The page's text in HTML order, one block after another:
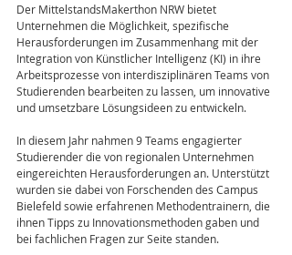
Der MittelstandsMakerthon NRW bietet
Unternehmen die Möglichkeit, spezifische
Herausforderungen im Zusammenhang mit der
Integration von Künstlicher Intelligenz (KI) in ihre
Arbeitsprozesse von interdisziplinären Teams von
Studierenden bearbeiten zu lassen, um innovative
und umsetzbare Lösungsideen zu entwickeln.
In diesem Jahr nahmen 9 Teams engagierter
Studierender die von regionalen Unternehmen
eingereichten Herausforderungen an. Unterstützt
wurden sie dabei von Forschenden des Campus
Bielefeld sowie erfahrenen Methodentrainern, die
ihnen Tipps zu Innovationsmethoden gaben und
bei fachlichen Fragen zur Seite standen.